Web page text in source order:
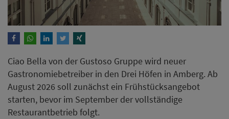
Ciao Bella von der Gustoso Gruppe wird neuer
Gastronomiebetreiber in den Drei Höfen in Amberg. Ab
August 2026 soll zunächst ein Frühstücksangebot
starten, bevor im September der vollständige
Restaurantbetrieb folgt.